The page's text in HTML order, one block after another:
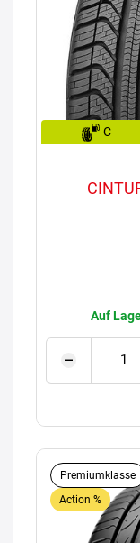
C
Auf
Premiumklasse
Action %